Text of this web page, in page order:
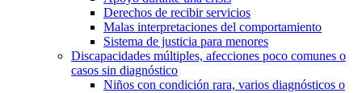
Derechos de recibir servicios
Malas interpretaciones del comportamiento
Sistema de justicia para menores
Discapacidades múltiples, afecciones poco comunes o
casos sin diagnóstico
Niños con condición rara, varios diagnósticos o